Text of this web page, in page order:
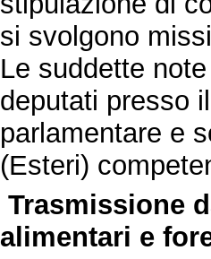
si svolgono
Le suddette
deputati presso
parlamentare e
(Esteri)
Trasmissione
alimentari e